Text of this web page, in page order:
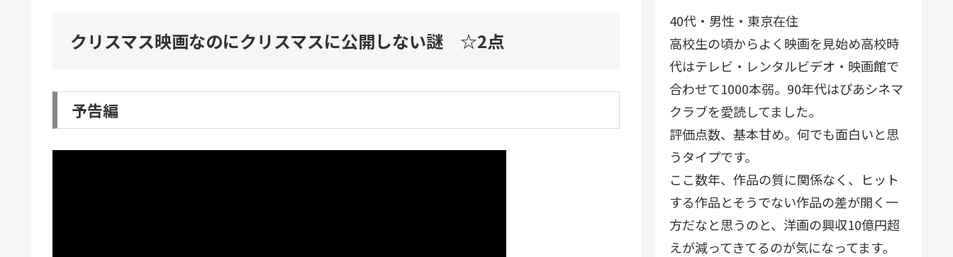
クリスマス映画なのにクリスマスに公開しない謎 ☆2点
予告編
40代・男性・東京在住
高校生の頃からよく映画を見始め高校時
代はテレビ・レンタルビデオ・映画館で
合わせて1000本弱。90年代はぴあシネマ
クラブを愛読してました。
評価点数、基本甘め。何でも面白いと思
うタイプです。
ここ数年、作品の質に関係なく、ヒット
する作品とそうでない作品の差が開く一
方だなと思うのと、洋画の興収10億円超
えが減ってきてるのが気になってます。